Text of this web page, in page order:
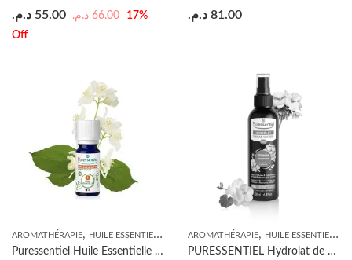
66.00 د.م. 55.00 د.م. 17%
Off
81.00 د.م.
AROMATHÉRAPIE, HUILE ESSENTIELLE
Puressentiel Huile Essentielle Petit Grain Bigarade BIO – 10ml
AROMATHÉRAPIE, HUILE ESSENTIELLE
PURESSENTIEL Hydrolat de Géranium BIO 200ML